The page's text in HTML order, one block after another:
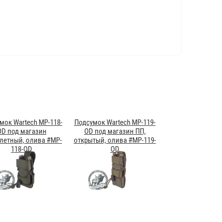
Wartech MP-118-
под магазин
олива #MP-
118-OD
Подсумок Wartech MP-119-
OD под магазин ПП,
открытый, олива #MP-119-
OD